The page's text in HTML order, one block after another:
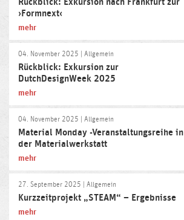
›Formnext‹
mehr
04. November 2025 | Allgemein
Rückblick: Exkursion zur
DutchDesignWeek 2025
mehr
04. November 2025 | Allgemein
Material Monday -Veranstaltungsreihe in
der Materialwerkstatt
mehr
27. September 2025 | Allgemein
Kurzzeitprojekt „STEAM“ – Ergebnisse
mehr